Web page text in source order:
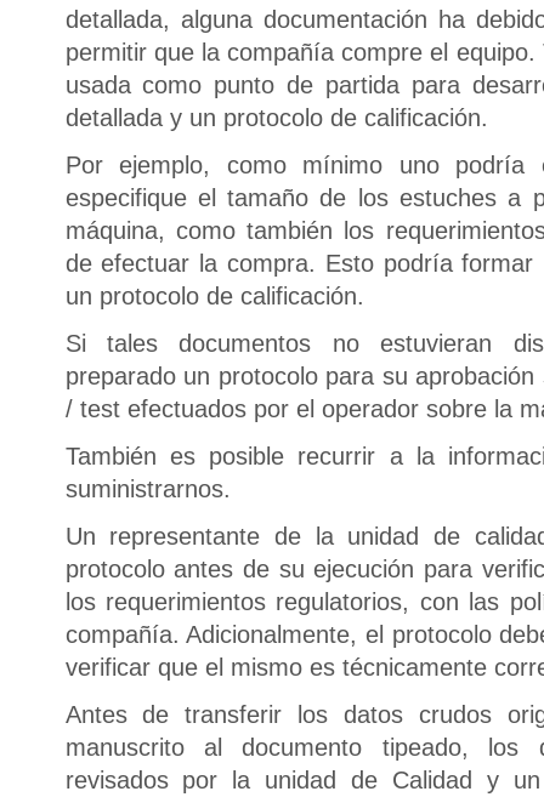
detallada, alguna documentación ha
permitir que la compañía compre el
usada como punto de partida para
detallada y un protocolo de calificación.
Por ejemplo, como mínimo uno podría
especifique el tamaño de los estuches a
máquina, como también los
de efectuar la compra. Esto podría
un protocolo de calificación.
Si tales documentos no estuvieran
preparado un protocolo para su
/ test efectuados por el operador sobre la
También es posible recurrir a la
suministrarnos.
Un representante de la unidad de
protocolo antes de su ejecución para
los requerimientos regulatorios, con las
compañía. Adicionalmente, el protocolo
verificar que el mismo es técnicamente
Antes de transferir los datos crudos
manuscrito al documento tipeado, los
revisados por la unidad de Calidad y